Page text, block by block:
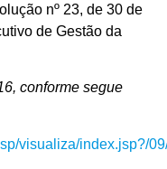
nº 23, de 30 de
de Gestão da
conforme segue
visualiza/index.jsp?/